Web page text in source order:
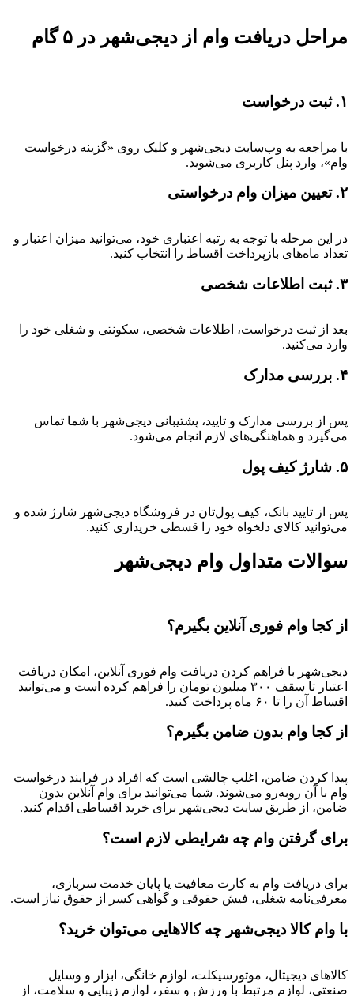
مراحل دریافت وام از دیجی‌شهر در ۵ گام
۱. ثبت درخواست
با مراجعه به وب‌سایت دیجی‌شهر و کلیک روی «گزینه درخواست
وام»، وارد پنل کاربری می‌شوید.
۲. تعیین میزان وام درخواستی
در این مرحله با توجه به رتبه اعتباری خود، می‌توانید میزان اعتبار و
تعداد ماه‌های بازپرداخت اقساط را انتخاب کنید.
۳. ثبت اطلاعات شخصی
بعد از ثبت درخواست، اطلاعات شخصی، سکونتی و شغلی خود را
وارد می‌کنید.
۴. بررسی مدارک
پس از بررسی مدارک و تایید، پشتیبانی دیجی‌شهر با شما تماس
می‌گیرد و هماهنگی‌های لازم انجام می‌شود.
۵. شارژ کیف پول
پس از تایید بانک، کیف پول‌تان در فروشگاه دیجی‌شهر شارژ شده و
می‌توانید کالای دلخواه خود را قسطی خریداری کنید.
سوالات متداول وام دیجی‌شهر
از کجا وام فوری آنلاین بگیرم؟
دیجی‌شهر با فراهم کردن دریافت وام فوری آنلاین، امکان دریافت
اعتبار تا سقف ۳۰۰ میلیون تومان را فراهم کرده است و می‌توانید
اقساط آن را تا ۶۰ ماه پرداخت کنید.
از کجا وام بدون ضامن بگیرم؟
پیدا کردن ضامن، اغلب چالشی است که افراد در فرایند درخواست
وام با آن روبه‌رو می‌شوند. شما می‌توانید برای وام آنلاین بدون
ضامن، از طریق سایت دیجی‌شهر برای خرید اقساطی اقدام کنید.
برای گرفتن وام چه شرایطی لازم است؟
برای دریافت وام به کارت معافیت یا پایان خدمت سربازی،
معرفی‌نامه شغلی، فیش حقوقی و گواهی کسر از حقوق نیاز است.
با وام کالا دیجی‌شهر چه کالاهایی می‌توان خرید؟
کالاهای دیجیتال، موتورسیکلت، لوازم خانگی، ابزار و وسایل
صنعتی، لوازم مرتبط با ورزش و سفر، لوازم زیبایی و سلامت، از